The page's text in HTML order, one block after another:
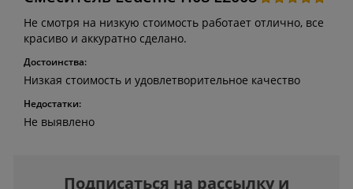
Не смотря на низкую стоимость работает отлично, все
красиво и аккуратно сделано.
Достоинства:
Низкая стоимость и удовлетворительное качество
Недостатки:
Не выявлено
Подписаться на рассылку и